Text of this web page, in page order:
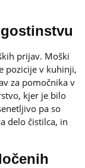
prijav. Moški
pozicije v kuhinji,
za pomočnika v
kjer je bilo
pa so
delo čistilca, in